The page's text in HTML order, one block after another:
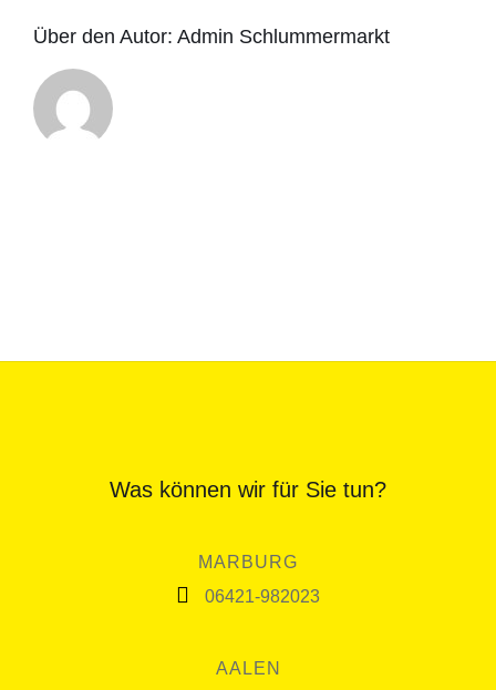
Über den Autor: Admin Schlummermarkt
Was können wir für Sie tun?
MARBURG
06421-982023
AALEN